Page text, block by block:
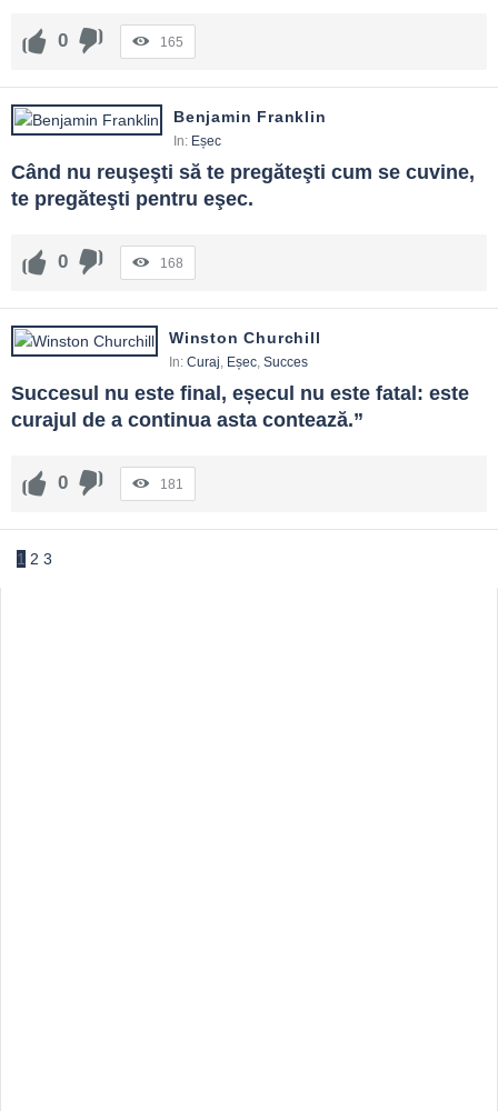
0 165
Benjamin Franklin
In: Eșec
Când nu reuşeşti să te pregăteşti cum se cuvine,
te pregăteşti pentru eşec.
0 168
Winston Churchill
In: Curaj, Eșec, Succes
Succesul nu este final, eșecul nu este fatal: este
curajul de a continua asta contează.”
0 181
1 2 3